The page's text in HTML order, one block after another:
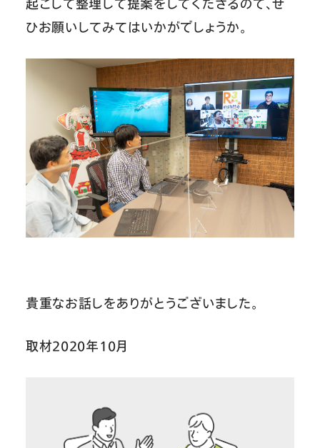
起こして整理して提案をしてくださるので、ぜ
ひお願いしてみてはいかがでしょうか。
貴重なお話しをありがとうございました。
取材2020年10月